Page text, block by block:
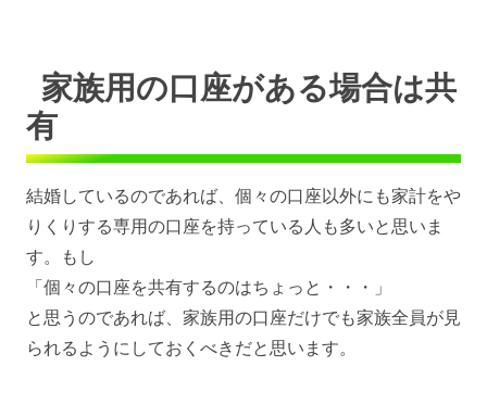
家族用の口座がある場合は共
有
結婚しているのであれば、個々の口座以外にも家計をや
りくりする専用の口座を持っている人も多いと思いま
す。もし
「個々の口座を共有するのはちょっと・・・」
と思うのであれば、家族用の口座だけでも家族全員が見
られるようにしておくべきだと思います。